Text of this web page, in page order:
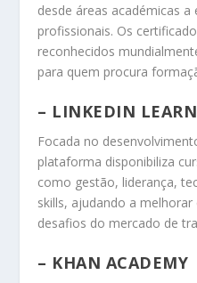
desde áreas académicas a
profissionais. Os
reconhecidos
para quem procura
– LINKEDIN
Focada no
plataforma disponibiliza
como gestão, liderança,
skills, ajudando a
desafios do mercado de
– KHAN ACADEMY